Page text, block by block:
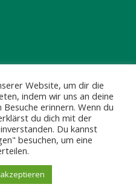
Datenschutz
Website, um dir die
indem wir uns an deine
erinnern. Wenn du
du dich mit der
Du kannst
besuchen, um eine